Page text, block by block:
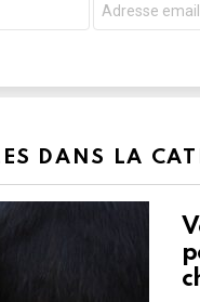
DANS LA